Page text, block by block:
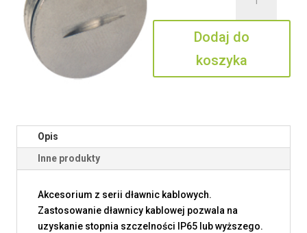
C16B
Dodaj do
koszyka
Opis
Inne produkty
Akcesorium z serii dławnic kablowych.
Zastosowanie dławnicy kablowej pozwala na
uzyskanie stopnia szczelności IP65 lub wyższego.